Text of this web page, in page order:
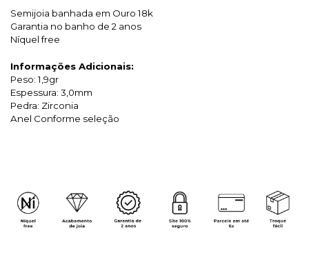
Semijoia banhada em Ouro 18k
Garantia no banho de 2 anos
Níquel free
Informações Adicionais:
Peso: 1,9gr
Espessura: 3,0mm
Pedra: Zirconia
Anel Conforme seleção